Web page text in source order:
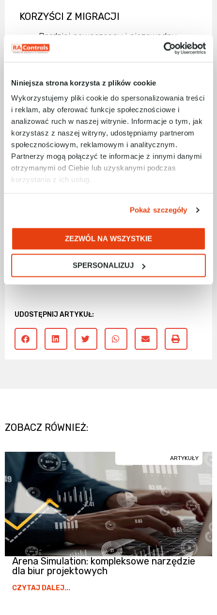
Niniejsza strona korzysta z plików cookie
Wykorzystujemy pliki cookie do spersonalizowania treści
i reklam, aby oferować funkcje społecznościowe i
analizować ruch w naszej witrynie. Informacje o tym, jak
korzystasz z naszej witryny, udostępniamy partnerom
społecznościowym, reklamowym i analitycznym.
Partnerzy mogą połączyć te informacje z innymi danymi
otrzymanymi od Ciebie lub uzyskanymi podczas
korzystania z ich usług.
Pokaż szczegóły
ZEZWÓL NA WSZYSTKIE
SPERSONALIZUJ
KORZYŚCI Z MIGRACJI
Bardziej nowoczesny i niezawodny
produkt,
cenie,
Lepsza dostępność (lokalny magazyn
RAControls),
Wsteczna kompatybilność (wybrane
serie / modele).
W przypadku jakichkolwiek pytań lub
Tomasz Depta
Elektryczne
kom.: +48 691 780 137 | e-
mail:tdepta@racontrols.pl
UDOSTĘPNIJ ARTYKUŁ:
ZOBACZ RÓWNIEŻ:
Arena Simulation: kompleksowe narzędzie
dla biur projektowych
ARTYKUŁY
CZYTAJ DALEJ...